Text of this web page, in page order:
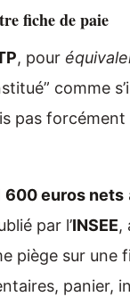
fiche de paie
, pour
comme
pas
600 euros nets
par l’INSEE,
piège sur une
panier,